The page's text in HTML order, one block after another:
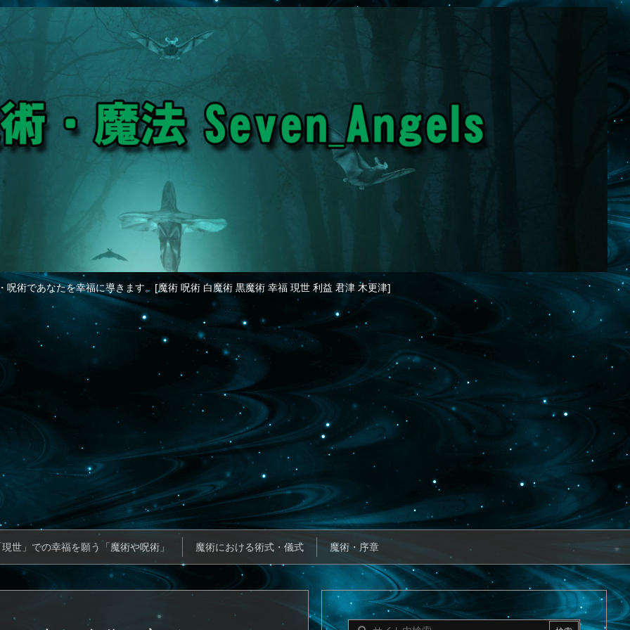
術であなたを幸福に導きます。[魔術 呪術 白魔術 黒魔術 幸福 現世 利益 君津 木更津]
世」での幸福を願う「魔術や呪術」 魔術における術式・儀式 魔術・序章